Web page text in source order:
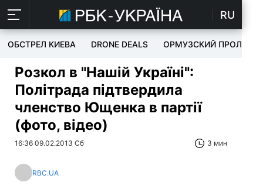
RU
ОБСТРЕЛ КИЕВА DRONE DEALS ОРМУЗСКИЙ ПРОЛИВ
Розкол в "Нашій Україні":
Політрада підтвердила
членство Ющенка в партії
(фото, відео)
16:36 09.02.2013 Сб 3 мин
RBC.UA